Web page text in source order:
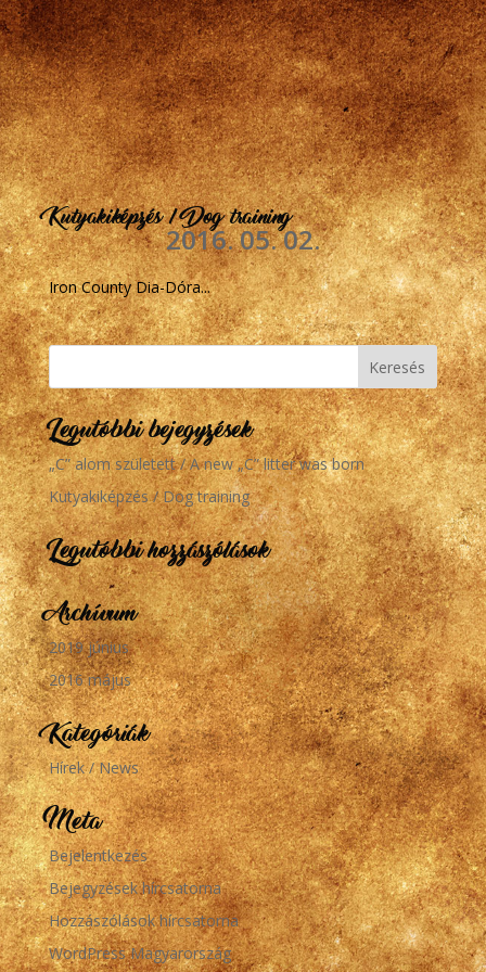
Kutyakiképzés / Dog training
2016. 05. 02.
Iron County Dia-Dóra...
Legutóbbi bejegyzések
„C” alom született / A new „C” litter was born
Kutyakiképzés / Dog training
Legutóbbi hozzászólások
Archívum
2019 június
2016 május
Kategóriák
Hírek / News
Meta
Bejelentkezés
Bejegyzések hírcsatorna
Hozzászólások hírcsatorna
WordPress Magyarország